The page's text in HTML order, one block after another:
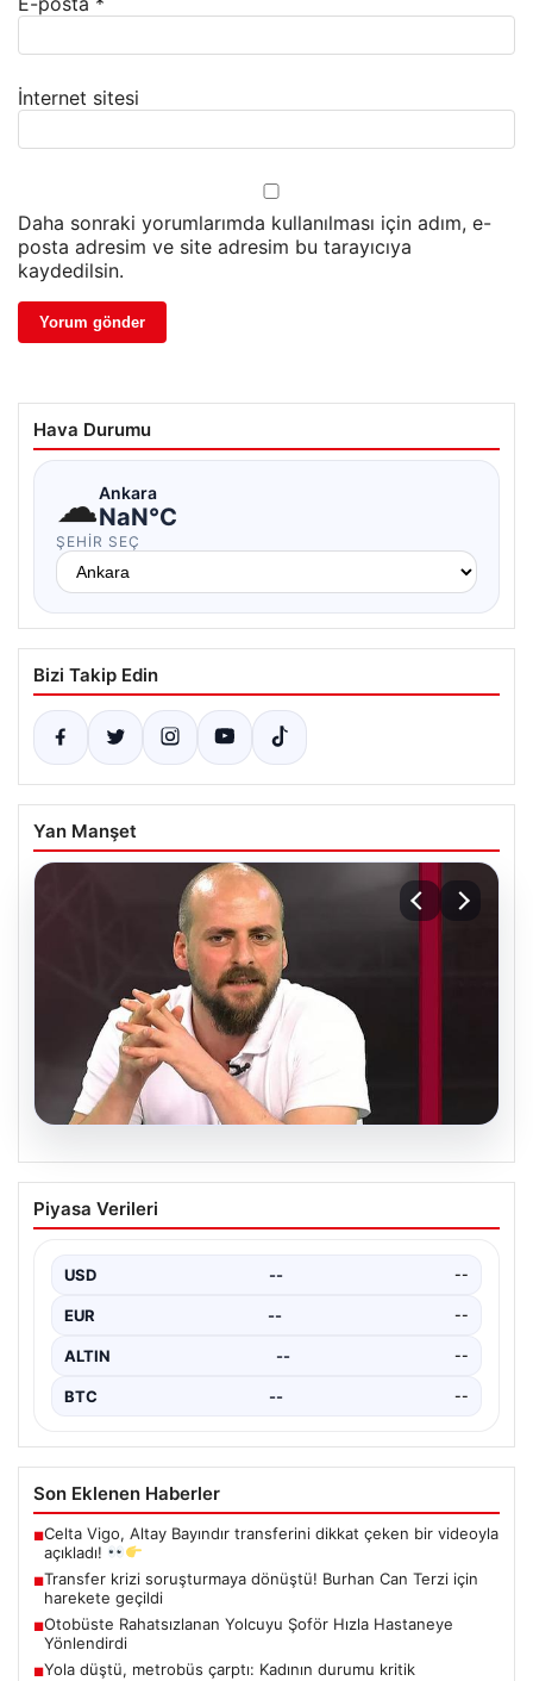
İnternet sitesi
Daha sonraki yorumlarımda kullanılması için adım, e-
posta adresim ve site adresim bu tarayıcıya
kaydedilsin.
Hava Durumu
☁Ankara
NaN°C
ŞEHIR SEÇ
Bizi Takip Edin
Yan Manşet
Transfer krizi soruşturmaya dönüştü!
Burhan Can Terzi için harekete geçildi
Piyasa Verileri
USD -- --
EUR -- --
ALTIN -- --
BTC -- --
Son Eklenen Haberler
■Celta Vigo, Altay Bayındır transferini dikkat çeken bir videoyla
açıkladı!
■Transfer krizi soruşturmaya dönüştü! Burhan Can Terzi için
harekete geçildi
■Otobüste Rahatsızlanan Yolcuyu Şoför Hızla Hastaneye
Yönlendirdi
■Yola düştü, metrobüs çarptı: Kadının durumu kritik